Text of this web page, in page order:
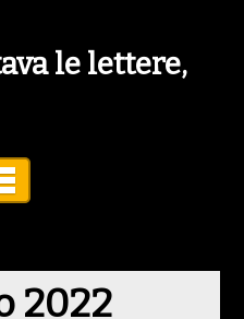
le lettere,
2022